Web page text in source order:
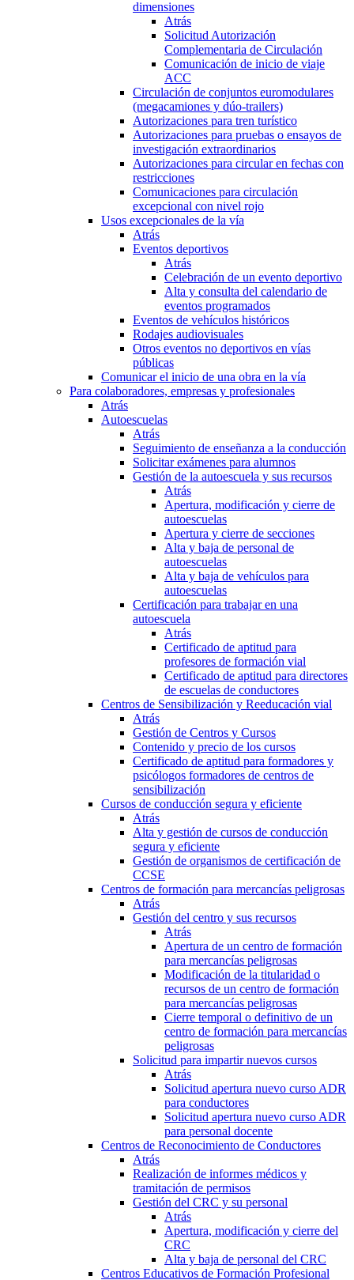
dimensiones
Atrás
Solicitud Autorización
Complementaria de Circulación
Comunicación de inicio de viaje
ACC
Circulación de conjuntos euromodulares
(megacamiones y dúo-trailers)
Autorizaciones para tren turístico
Autorizaciones para pruebas o ensayos de
investigación extraordinarios
Autorizaciones para circular en fechas con
restricciones
Comunicaciones para circulación
excepcional con nivel rojo
Usos excepcionales de la vía
Atrás
Eventos deportivos
Atrás
Celebración de un evento deportivo
Alta y consulta del calendario de
eventos programados
Eventos de vehículos históricos
Rodajes audiovisuales
Otros eventos no deportivos en vías
públicas
Comunicar el inicio de una obra en la vía
Para colaboradores, empresas y profesionales
Atrás
Autoescuelas
Atrás
Seguimiento de enseñanza a la conducción
Solicitar exámenes para alumnos
Gestión de la autoescuela y sus recursos
Atrás
Apertura, modificación y cierre de
autoescuelas
Apertura y cierre de secciones
Alta y baja de personal de
autoescuelas
Alta y baja de vehículos para
autoescuelas
Certificación para trabajar en una
autoescuela
Atrás
Certificado de aptitud para
profesores de formación vial
Certificado de aptitud para directores
de escuelas de conductores
Centros de Sensibilización y Reeducación vial
Atrás
Gestión de Centros y Cursos
Contenido y precio de los cursos
Certificado de aptitud para formadores y
psicólogos formadores de centros de
sensibilización
Cursos de conducción segura y eficiente
Atrás
Alta y gestión de cursos de conducción
segura y eficiente
Gestión de organismos de certificación de
CCSE
Centros de formación para mercancías peligrosas
Atrás
Gestión del centro y sus recursos
Atrás
Apertura de un centro de formación
para mercancías peligrosas
Modificación de la titularidad o
recursos de un centro de formación
para mercancías peligrosas
Cierre temporal o definitivo de un
centro de formación para mercancías
peligrosas
Solicitud para impartir nuevos cursos
Atrás
Solicitud apertura nuevo curso ADR
para conductores
Solicitud apertura nuevo curso ADR
para personal docente
Centros de Reconocimiento de Conductores
Atrás
Realización de informes médicos y
tramitación de permisos
Gestión del CRC y su personal
Atrás
Apertura, modificación y cierre del
CRC
Alta y baja de personal del CRC
Centros Educativos de Formación Profesional